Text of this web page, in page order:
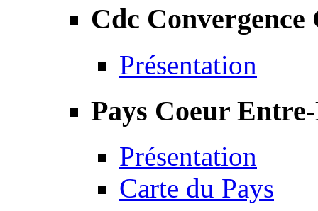
Cdc Convergence
Présentation
Pays Coeur
Présentation
Carte du Pays